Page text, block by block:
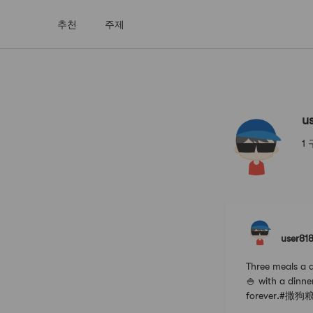
추천 주제
1
Three meals a
🍚 with a
forever.#撒狗